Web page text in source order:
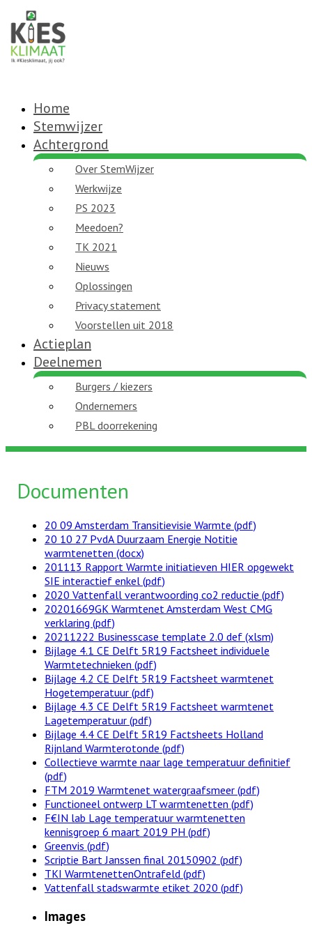
Home
Stemwijzer
Achtergrond
Over StemWijzer
Werkwijze
PS 2023
Meedoen?
TK 2021
Nieuws
Oplossingen
Privacy statement
Voorstellen uit 2018
Actieplan
Deelnemen
Burgers / kiezers
Ondernemers
PBL doorrekening
Documenten
20 09 Amsterdam Transitievisie Warmte (pdf)
20 10 27 PvdA Duurzaam Energie Notitie
warmtenetten (docx)
201113 Rapport Warmte initiatieven HIER opgewekt
SIE interactief enkel (pdf)
2020 Vattenfall verantwoording co2 reductie (pdf)
20201669GK Warmtenet Amsterdam West CMG
verklaring (pdf)
20211222 Businesscase template 2.0 def (xlsm)
Bijlage 4.1 CE Delft 5R19 Factsheet individuele
Warmtetechnieken (pdf)
Bijlage 4.2 CE Delft 5R19 Factsheet warmtenet
Hogetemperatuur (pdf)
Bijlage 4.3 CE Delft 5R19 Factsheet warmtenet
Lagetemperatuur (pdf)
Bijlage 4.4 CE Delft 5R19 Factsheets Holland
Rijnland Warmterotonde (pdf)
Collectieve warmte naar lage temperatuur definitief
(pdf)
FTM 2019 Warmtenet watergraafsmeer (pdf)
Functioneel ontwerp LT warmtenetten (pdf)
F€IN lab Lage temperatuur warmtenetten
kennisgroep 6 maart 2019 PH (pdf)
Greenvis (pdf)
Scriptie Bart Janssen final 20150902 (pdf)
TKI WarmtenettenOntrafeld (pdf)
Vattenfall stadswarmte etiket 2020 (pdf)
Images